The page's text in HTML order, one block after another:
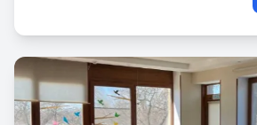
знании таблицы умножения и
доверительное общение и
взрослых, их помощь, забота и
этапах обучения. Не все школы и